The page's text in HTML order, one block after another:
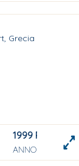
Grecia
1999 Refit: 2023
ANNO